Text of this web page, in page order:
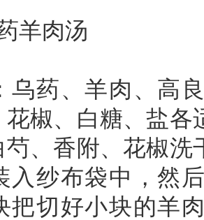
肉汤
、羊肉、高良
椒、白糖、盐各
芍、香附、花椒
入纱布袋中，然
把切好小块的羊